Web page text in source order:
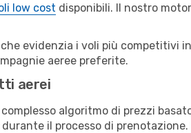
low cost disponibili. Il nostro
evidenzia i voli più competitivi
aeree preferite.
aerei
algoritmo di prezzi
il processo di